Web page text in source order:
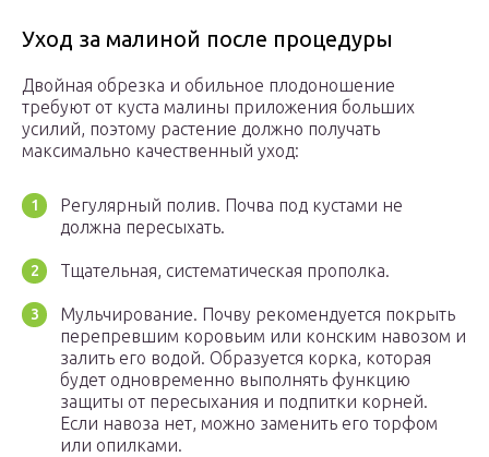
Уход за малиной после процедуры
Двойная обрезка и обильное плодоношение
требуют от куста малины приложения больших
усилий, поэтому растение должно получать
максимально качественный уход:
Регулярный полив. Почва под кустами не
должна пересыхать.
Тщательная, систематическая прополка.
Мульчирование. Почву рекомендуется покрыть
перепревшим коровьим или конским навозом и
залить его водой. Образуется корка, которая
будет одновременно выполнять функцию
защиты от пересыхания и подпитки корней.
Если навоза нет, можно заменить его торфом
или опилками.